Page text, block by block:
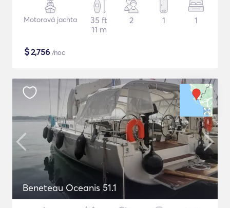
Motorová jachta
35 ft
11 m
2 1 1
$2,756 /noc
Beneteau Oceanis 51.1